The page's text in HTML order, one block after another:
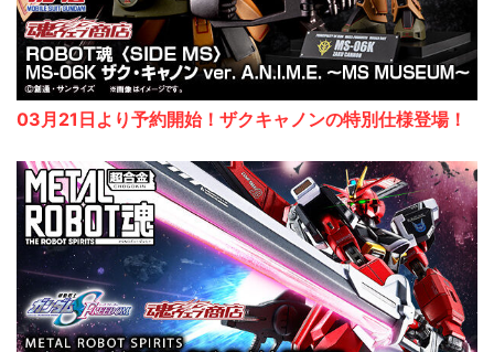
03月21日より予約開始！ザクキャノンの特別仕様登場！